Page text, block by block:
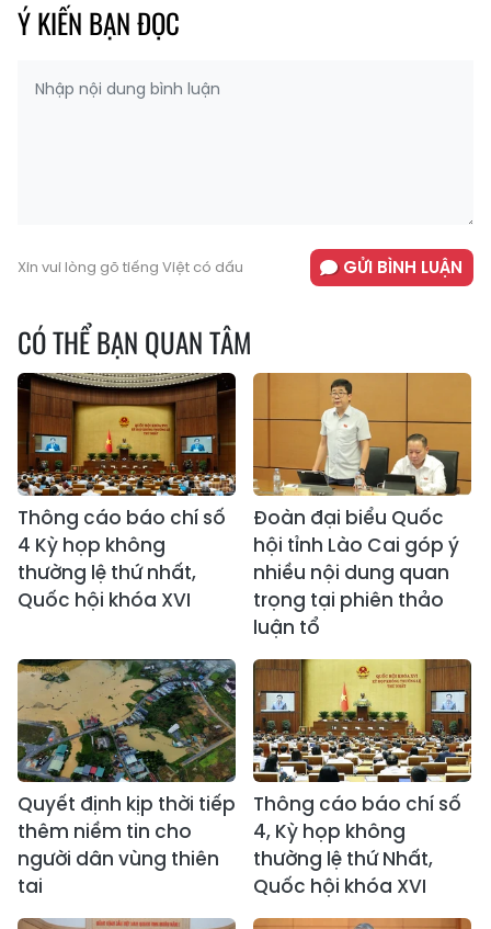
Ý KIẾN BẠN ĐỌC
Xin vui lòng gõ tiếng Việt có dấu GỬI BÌNH LUẬN
CÓ THỂ BẠN QUAN TÂM
Thông cáo báo chí số
4 Kỳ họp không
thường lệ thứ nhất,
Quốc hội khóa XVI
Đoàn đại biểu Quốc
hội tỉnh Lào Cai góp ý
nhiều nội dung quan
trọng tại phiên thảo
luận tổ
Quyết định kịp thời tiếp
thêm niềm tin cho
người dân vùng thiên
tai
Thông cáo báo chí số
4, Kỳ họp không
thường lệ thứ Nhất,
Quốc hội khóa XVI